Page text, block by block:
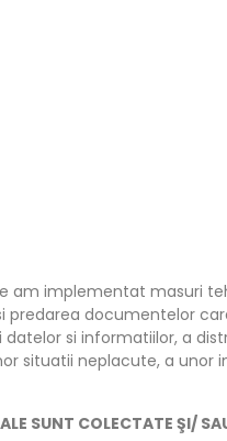
implementat masuri
predarea documentelor
si informatiilor, a
situatii neplacute, a
SUNT COLECTATE ŞI/